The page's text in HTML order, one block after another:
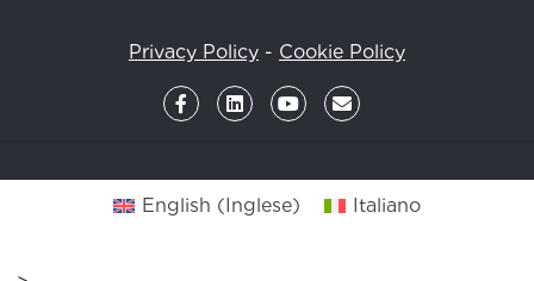
Privacy Policy - Cookie Policy
English (Inglese) Italiano